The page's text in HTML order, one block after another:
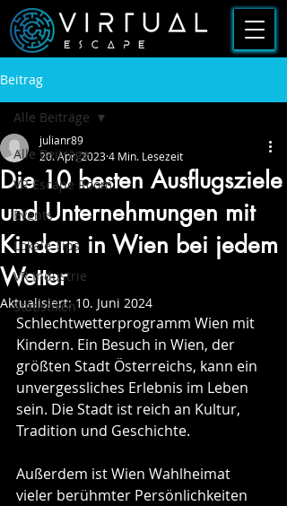
Beitrag
Alle Beiträge
VR Escape Room
Events
Lokale Tips
VR Industrie
Statistiken
Alle Beiträge
Die 10 besten Ausflugsziele
und Unternehmungen mit
Kindern in Wien bei jedem
Wetter
julianr89
20. Apr. 20234 Min. Lesezeit
Aktualisiert:10. Juni 2024
Schlechtwetterprogramm Wien mit
Kindern. Ein Besuch in Wien, der
größten Stadt Österreichs, kann ein
unvergessliches Erlebnis im Leben
sein. Die Stadt ist reich an Kultur,
Tradition und Geschichte.
Außerdem ist Wien Wahlheimat
vieler berühmter Persönlichkeiten